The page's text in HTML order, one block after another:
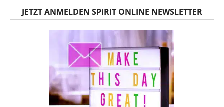
JETZT ANMELDEN SPIRIT ONLINE NEWSLETTER